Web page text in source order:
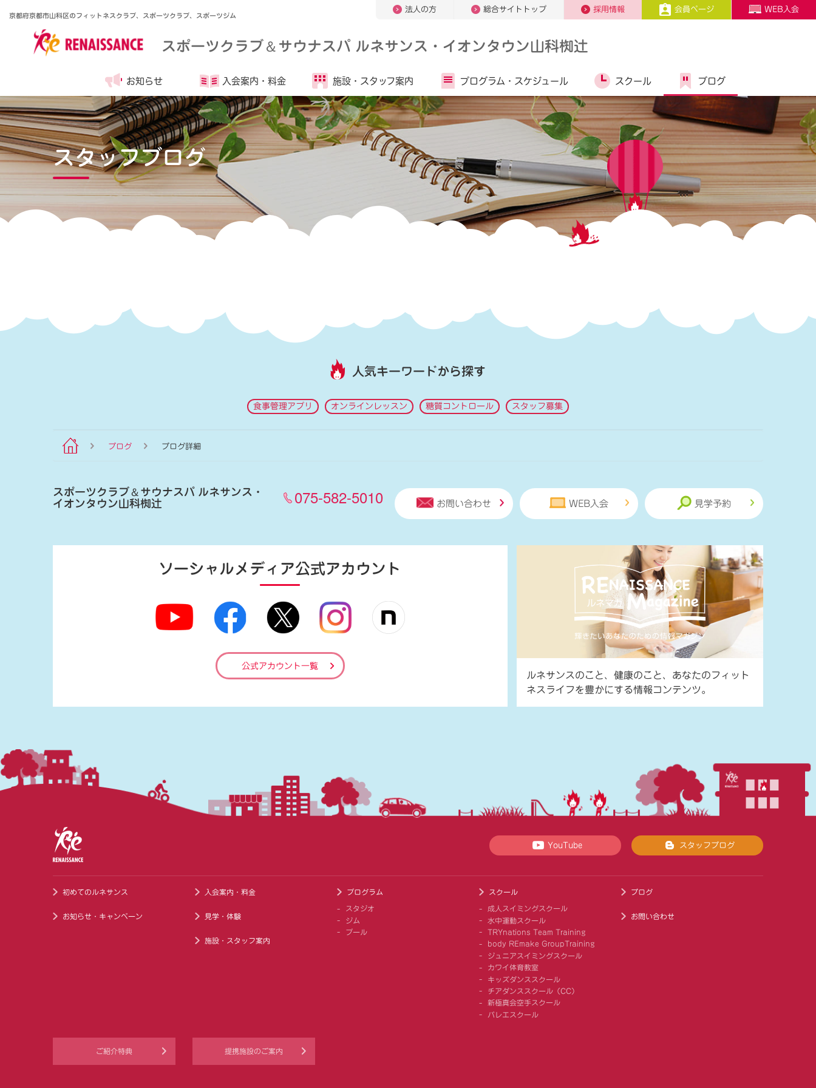
京都府京都市山科区のフィットネスクラブ、スポーツクラブ、スポーツジム
法人の方 総合サイトトップ 採用情報 会員ページ WEB入会
スポーツクラブ＆サウナスパ ルネサンス・イオンタウン山科椥辻
お知らせ 入会案内・ 料金 施設・ スタッフ案内 プログラム・ スケジュール スクール ブログ
スタッフブログ
人気キーワードから探す
食事管理アプリ オンラインレッスン 糖質コントロール スタッフ募集
ブログ ブログ詳細
スポーツクラブ＆サウナスパ ルネサンス・
イオンタウン山科椥辻 075-582-5010 お問い合わせ WEB入会 見学予約
ソーシャルメディア公式アカウント
公式アカウント一覧
ルネサンスのこと、健康のこと、あなたのフィット
ネスライフを豊かにする情報コンテンツ。
YouTube スタッフブログ
初めてのルネサンス
お知らせ・キャンペーン
入会案内・料金
見学・体験
施設・スタッフ案内
プログラム
スタジオ
ジム
プール
スクール
成人スイミングスクール
水中運動スクール
TRYnations Team Training
body REmake GroupTraining
ジュニアスイミングスクール
カワイ体育教室
キッズダンススクール
チアダンススクール（CC）
新極真会空手スクール
バレエスクール
ブログ
お問い合わせ
ご紹介特典 提携施設のご案内